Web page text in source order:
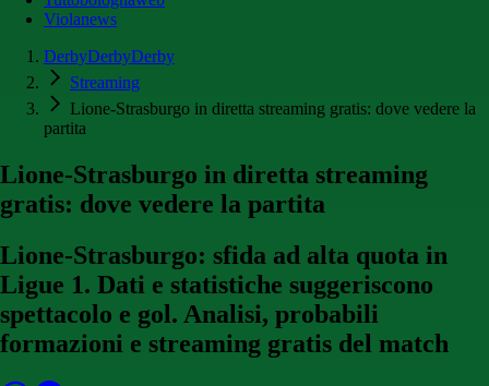
Violanews
DerbyDerbyDerby
Streaming
Lione-Strasburgo in diretta streaming gratis: dove vedere la
partita
Lione-Strasburgo in diretta streaming
gratis: dove vedere la partita
Lione-Strasburgo: sfida ad alta quota in
Ligue 1. Dati e statistiche suggeriscono
spettacolo e gol. Analisi, probabili
formazioni e streaming gratis del match